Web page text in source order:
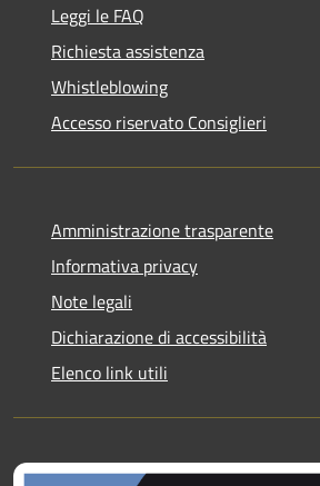
Leggi le FAQ
Richiesta assistenza
Whistleblowing
Accesso riservato Consiglieri
Amministrazione trasparente
Informativa privacy
Note legali
Dichiarazione di accessibilità
Elenco link utili